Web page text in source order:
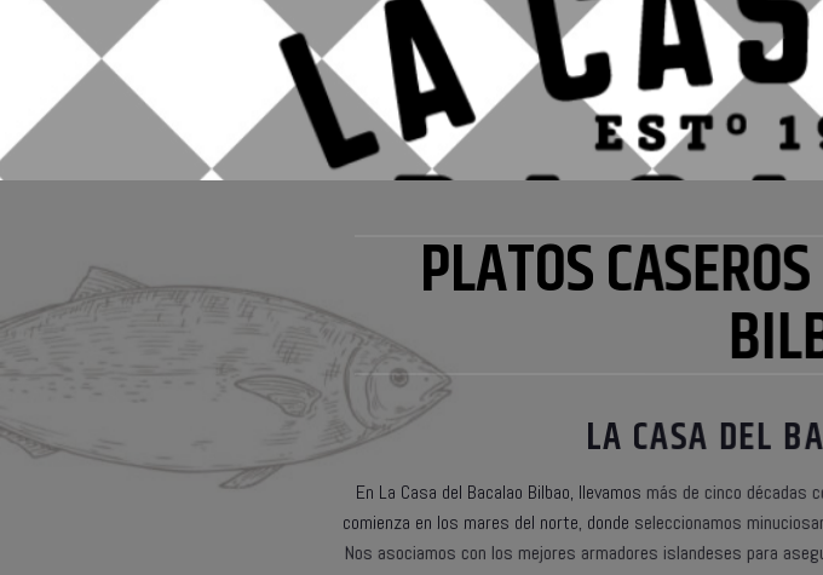
PLATOS
LA CASA DEL
En La Casa del Bacalao Bilbao, llevamos más de cinco
comienza en los mares del norte, donde seleccionamos
Nos asociamos con los mejores armadores islandeses para